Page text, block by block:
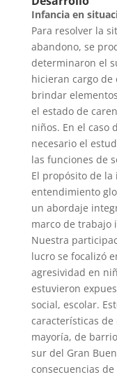
Infancia en
Para resolver la
abandono, se
determinaron el
hicieran cargo
brindar
el estado de
niños. En el caso
necesario el
las funciones de
El propósito de
entendimiento
un abordaje
marco de trabajo
Nuestra
lucro se focalizó
agresividad en
estuvieron
social, escolar.
características de
mayoría, de
sur del Gran
consecuencias